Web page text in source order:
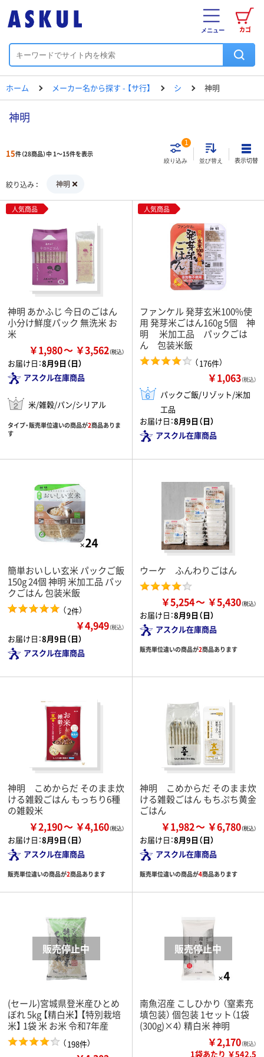
カゴ
メニュー
ホーム メーカー名から探す - 【サ行】 シ 神明
神明
15件（28商品）中 1～15件を表示
絞り込み
1
並び替え 表示切替
絞り込み 神明
人気商品
神明 あかふじ 今日のごはん
小分け鮮度パック 無洗米 お
米
￥1,980 ￥3,562
お届け日：8月9日（日）
アスクル在庫商品
米/雑穀/パン/シリアル
タイプ・販売単位違いの商品が2商品ありま
す
人気商品
ファンケル 発芽玄米100%使
用 発芽米ごはん160g 5個 神
明 米加工品 パックごは
ん 包装米飯
（176件）
￥1,063（税込）
パックご飯/リゾット/米加
工品
お届け日：8月9日（日）
アスクル在庫商品
簡単おいしい玄米 パックご飯
150g 24個 神明 米加工品 パッ
クごはん 包装米飯
（2件）
￥4,949（税込）
お届け日：8月9日（日）
アスクル在庫商品
ウーケ ふんわりごはん
￥5,254 ￥5,430
お届け日：8月9日（日）
アスクル在庫商品
販売単位違いの商品が2商品あります
神明 こめからだ そのまま炊
ける雑穀ごはん もっちり6種
の雑穀米
￥2,190 ￥4,160
お届け日：8月9日（日）
アスクル在庫商品
販売単位違いの商品が2商品あります
神明 こめからだ そのまま炊
ける雑穀ごはん もちぷち黄金
ごはん
￥1,982 ￥6,780
お届け日：8月9日（日）
アスクル在庫商品
販売単位違いの商品が4商品あります
(セール)宮城県登米産ひとめ
ぼれ 5kg 【精白米】 【特別栽培
米】 1袋 米 お米 令和7年産
（198件）
南魚沼産 こしひかり （窒素充
填包装） 個包装 1セット（1袋
(300g)×4） 精白米 神明
￥2,170（税込）
1袋あたり ￥542.5